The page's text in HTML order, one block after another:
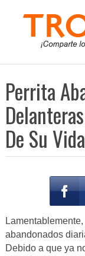
Perrita
De Su Vida
abandonados
Debido a que ya